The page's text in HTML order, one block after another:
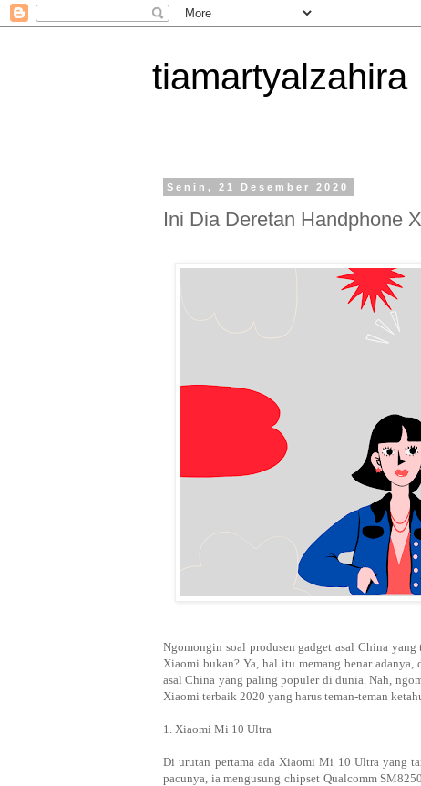
tiamartyalzahira
Senin, 21 Desember 2020
Ini Dia Deretan Handphone
Ngomongin soal produsen gadget asal China
Xiaomi bukan? Ya, hal itu memang benar
asal China yang paling populer di dunia. Nah,
Xiaomi terbaik 2020 yang harus teman-teman
1. Xiaomi Mi 10 Ultra
Di urutan pertama ada Xiaomi Mi 10 Ultra yang
pacunya, ia mengusung chipset Qualcomm